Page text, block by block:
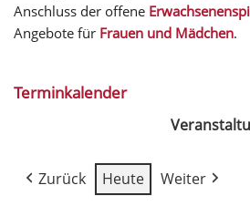
Anschluss der offene
Angebote für Frauen und Mädchen.
Terminkalender
Zurück Heute
Weiter